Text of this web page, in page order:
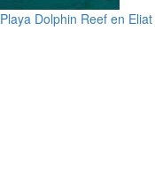
Playa Dolphin Reef en Eliat